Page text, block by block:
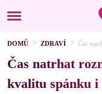
DOMŮ ZDRAVÍ Čas
Čas natrhat
kvalitu spánku i